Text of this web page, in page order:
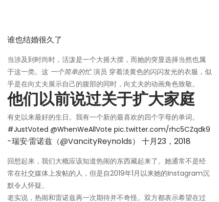
谁也结婚很久了
当涉及到时尚时，活泼是一个大摇大摆，而她的突显选择当然也属
于这一类。这 一个简单的忙演员 穿着淡黄色的闪闪发光的衣服，似
乎是在向丈夫展示自己的腹部的同时，向丈夫的动画角色致敬。
他们以前说过关于扩大家庭
有史以来最好的生日。我有一个新的最喜欢的四个字母的单词。
#JustVoted @WhenWeAllVote pic.twitter.com/rhc5CZqdk9
-瑞安·雷诺兹（@VancityReynolds） 十月23，2018
回想起来，我们大概应该知道热闹的东西藏起来了。她通常不是经
常在社交媒体上发帖的人，但是自2019年1月以来她的Instagram沉
默令人怀疑。
老实说，热闹和雷诺兹再一次期待并不奇怪。双方都表示希望在过